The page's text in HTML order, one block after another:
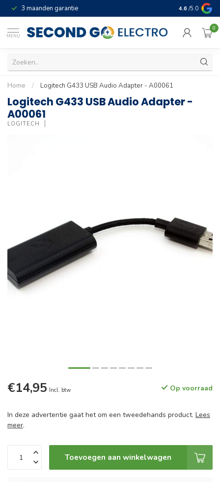
3 maanden garantie Geld terug
4.6 /5.0
MENU
0
Home / Logitech G433 USB Audio Adapter - A00061
Logitech G433 USB Audio Adapter -
A00061
LOGITECH
€14,95 Incl. btw Op voorraad
In deze advertentie gaat het om een tweedehands product. Lees
meer.
Toevoegen aan winkelwagen